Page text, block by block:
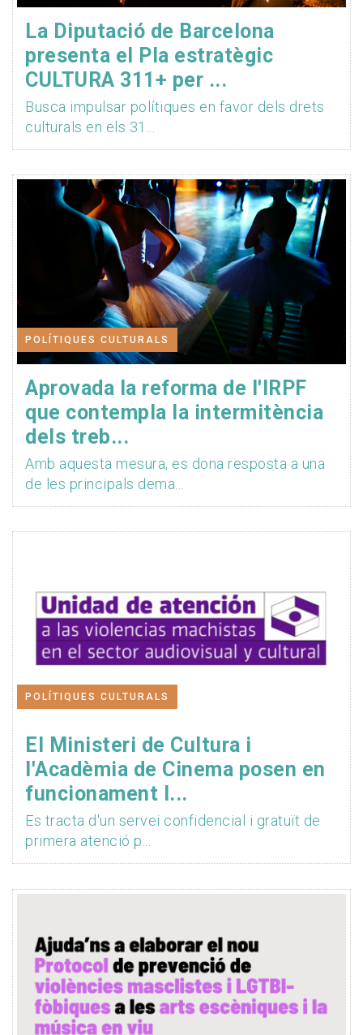
La Diputació de Barcelona
presenta el Pla estratègic
CULTURA 311+ per ...
Busca impulsar polítiques en favor dels drets
culturals en els 31...
POLÍTIQUES CULTURALS
Aprovada la reforma de l'IRPF
que contempla la intermitència
dels treb...
Amb aquesta mesura, es dona resposta a una
de les principals dema...
POLÍTIQUES CULTURALS
El Ministeri de Cultura i
l'Acadèmia de Cinema posen en
funcionament l...
Es tracta d'un servei confidencial i gratuït de
primera atenció p...